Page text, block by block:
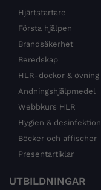
Hjärtstartare
Första hjälpen
Brandsäkerhet
Beredskap
HLR-dockor & övning
Andningshjälpmedel
Webbkurs HLR
Hygien & desinfektion
Böcker och affischer
Presentartiklar
UTBILDNINGAR